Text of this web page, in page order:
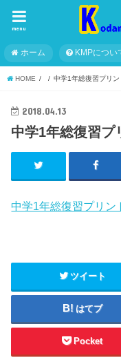
menu
ホーム KMPについ
HOME 中学1年総復習プリ
2018.04.13
中学1年総復習プ
中学1年総復習プリン
ツイート
はてブ
Pocket